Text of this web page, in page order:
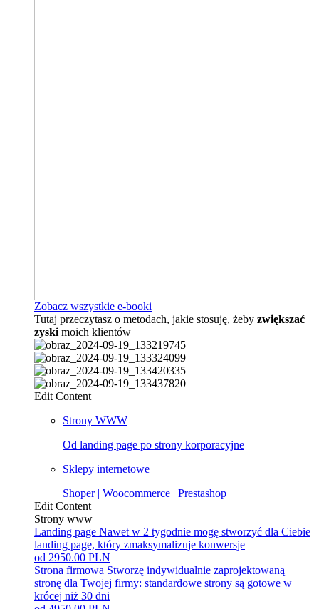
Zobacz wszystkie e-booki
Tutaj przeczytasz o metodach, jakie stosuję, żeby zwiększać
zyski moich klientów
Edit Content
Strony WWW
Od landing page po strony korporacyjne
Sklepy internetowe
Shoper | Woocommerce | Prestashop
Edit Content
Strony www
Landing page Nawet w 2 tygodnie mogę stworzyć dla Ciebie
landing page, który zmaksymalizuje konwersje
od 2950.00 PLN
Strona firmowa Stworzę indywidualnie zaprojektowaną
stronę dla Twojej firmy: standardowe strony są gotowe w
krócej niż 30 dni